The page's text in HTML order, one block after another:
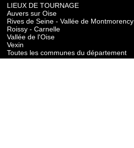
LIEUX DE TOURNAGE
Auvers sur Oise
Rives de Seine - Vallée de Montmorency
Roissy - Carnelle
Vallée de l'Oise
Vexin
Toutes les communes du département